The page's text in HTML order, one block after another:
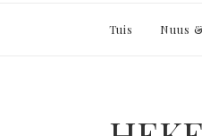
Tuis Nuus